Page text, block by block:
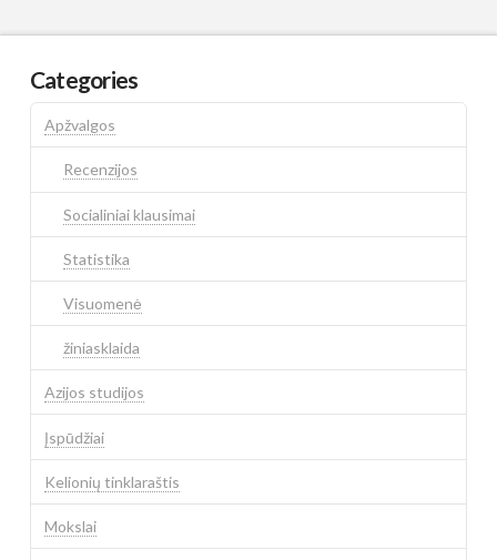
Categories
Apžvalgos
Recenzijos
Socialiniai klausimai
Statistika
Visuomenė
žiniasklaida
Azijos studijos
Įspūdžiai
Kelionių tinklaraštis
Mokslai